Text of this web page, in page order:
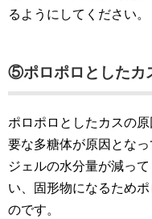
るようにしてください。
⑤ポロポロとしたカ
ポロポロとしたカスの
要な多糖体が原因となっ
ジェルの水分量が減っ
い、固形物になるため
のです。